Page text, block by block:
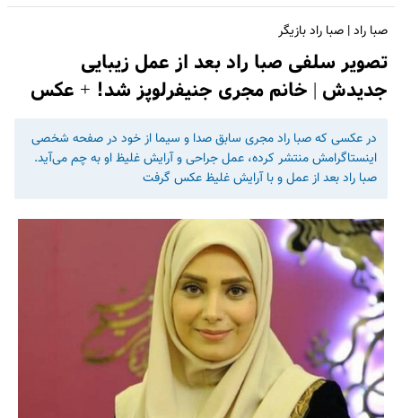
صبا راد | صبا راد بازیگر
تصویر سلفی صبا راد بعد از عمل زیبایی
جدیدش | خانم مجری جنیفرلوپز شد! + عکس
در عکسی که صبا راد مجری سابق صدا و سیما از خود در صفحه شخصی
اینستاگرامش منتشر کرده، عمل جراحی و آرایش غلیظ او به چم می‌آید.
صبا راد بعد از عمل و با آرایش غلیظ عکس گرفت